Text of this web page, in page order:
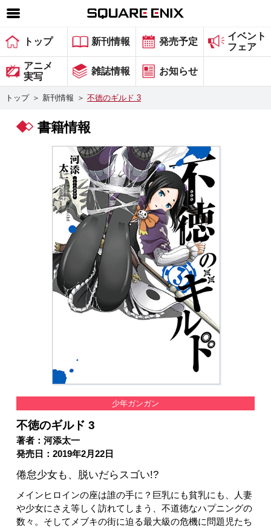
SQUARE ENIX 公式サイトメニュー
ゲーム
マガジン＆ブックス
グッズ
会社情報 採用情報
スクウェア・エニックス サイト内検索
トップ 新刊情報 発売予定
イベント
フェア
アニメ
実写
雑誌情報 お知らせ
トップ ＞ 新刊情報 ＞ 不徳のギルド 3
書籍情報
少年ガンガン
不徳のギルド 3
著者：河添太一
発売日：2019年2月22日
倦怠少女も、脱いだらスゴい!?
メインヒロインの座は誰の手に？巨乳にも貧乳にも、人妻
や少女にさえ等しく訪れてしまう、不道徳なハプニングの
数々。そしてメブキの街に迫る最大級の危機に問題児たち